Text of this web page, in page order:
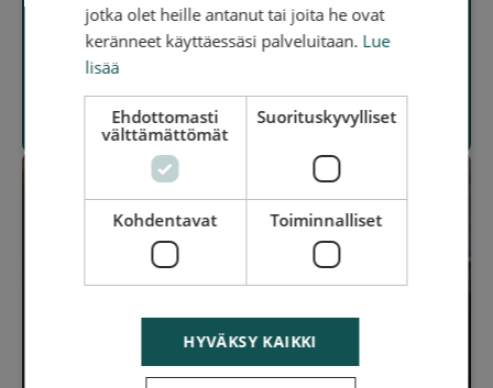
tarvitsemasi avun turvallisesti ja tehokkaasti
Suomen vanhimmalta raskaan kaluston
hinausverkostolta.
Raskaan kaluston hinaus
jotka olet heille antanut tai joita he ovat
keränneet käyttäessäsi palveluitaan. Lue
lisää
Ehdottomasti
välttämättömät
Suorituskyvylliset
Kohdentavat Toiminnalliset
HYVÄKSY KAIKKI